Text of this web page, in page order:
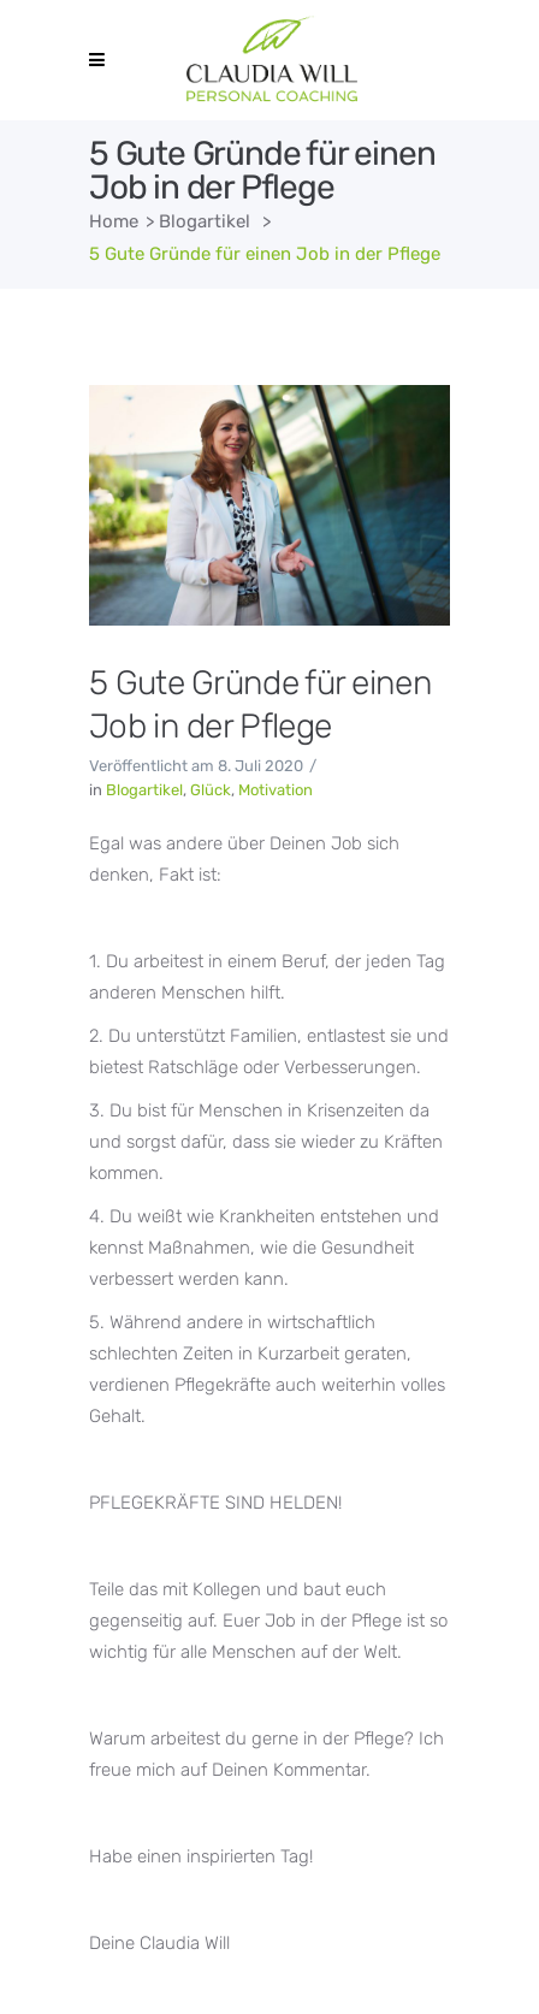
5 Gute Gründe für einen
Job in der Pflege
Home > Blogartikel
>
5 Gute Gründe für einen Job in der Pflege
5 Gute Gründe für einen
Job in der Pflege
Veröffentlicht am 8. Juli 2020
in Blogartikel, Glück, Motivation
Egal was andere über Deinen Job sich
denken, Fakt ist:
1. Du arbeitest in einem Beruf, der jeden Tag
anderen Menschen hilft.
2. Du unterstützt Familien, entlastest sie und
bietest Ratschläge oder Verbesserungen.
3. Du bist für Menschen in Krisenzeiten da
und sorgst dafür, dass sie wieder zu Kräften
kommen.
4. Du weißt wie Krankheiten entstehen und
kennst Maßnahmen, wie die Gesundheit
verbessert werden kann.
5. Während andere in wirtschaftlich
schlechten Zeiten in Kurzarbeit geraten,
verdienen Pflegekräfte auch weiterhin volles
Gehalt.
PFLEGEKRÄFTE SIND HELDEN!
Teile das mit Kollegen und baut euch
gegenseitig auf. Euer Job in der Pflege ist so
wichtig für alle Menschen auf der Welt.
Warum arbeitest du gerne in der Pflege? Ich
freue mich auf Deinen Kommentar.
Habe einen inspirierten Tag!
Deine Claudia Will